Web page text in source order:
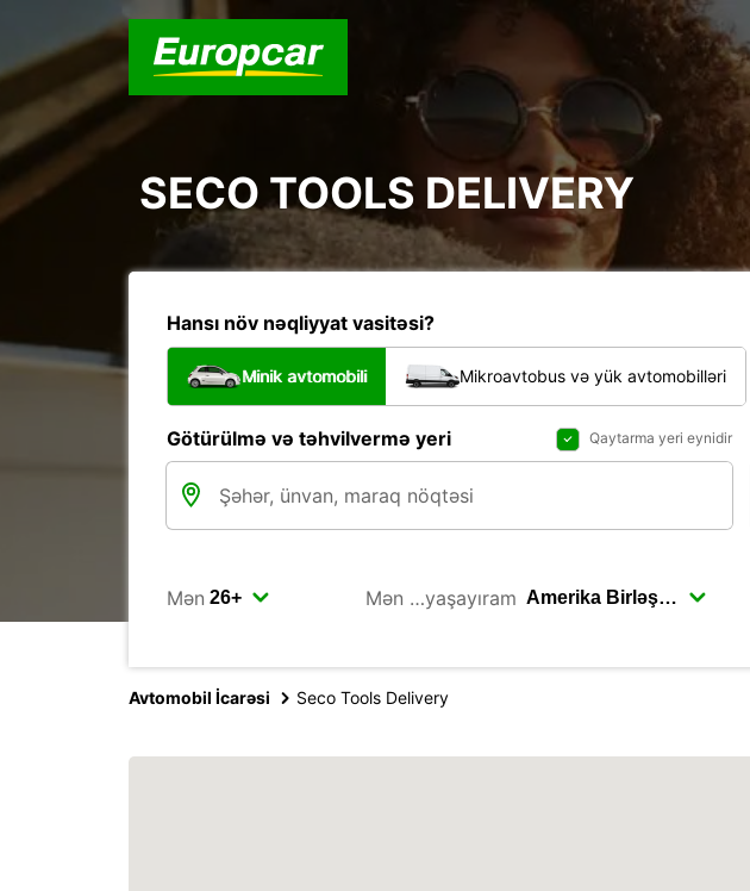
SECO TOOLS DELIVERY
Hansı növ nəqliyyat vasitəsi?
Minik avtomobili Mikroavtobus və yük avtomobilləri
Götürülmə və təhvilvermə yeri Qaytarma yeri eynidir
Mən Mən …yaşayıram
Avtomobil İcarəsi Seco Tools Delivery